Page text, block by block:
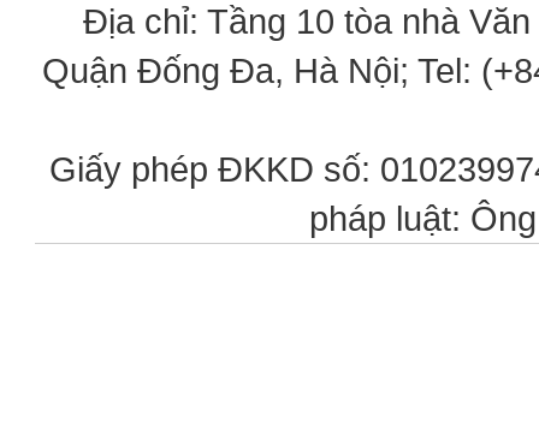
Địa chỉ: Tầng 10 tòa nhà
Quận Đống Đa, Hà Nội; Tel:
Giấy phép ĐKKD số:
pháp luật: